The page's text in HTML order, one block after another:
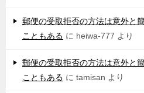
郵便の受取拒否の方法は意外と
こともある に heiwa-777 より
郵便の受取拒否の方法は意外と
こともある に tamisan より